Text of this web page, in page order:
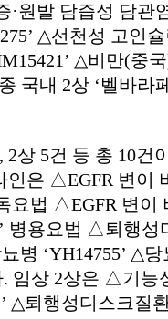
원발 담즙성 담관
△선천성 고인
△비만(중
국내 2상 ‘벨바라
2상 5건 등 총 10건
인은 △EGFR 변이
요법 △EGFR 변이
병용요법 △퇴행성
병 ‘YH14755’ △당
임상 2상은 △기능
△퇴행성디스크질